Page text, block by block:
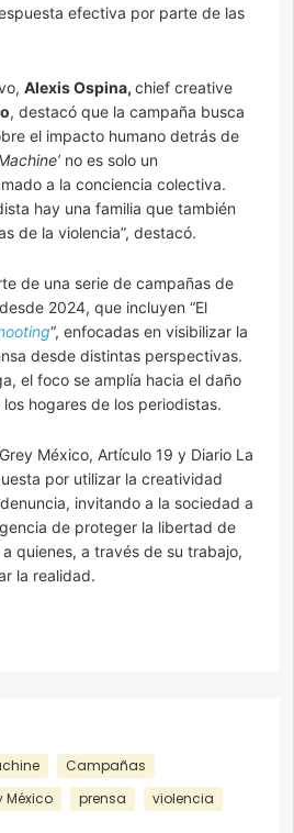
efectiva por parte de las
Alexis Ospina, chief creative
, destacó que la campaña busca
el impacto humano detrás de
no es solo un
a la conciencia colectiva.
hay una familia que también
de la violencia”, destacó.
de una serie de campañas de
2024, que incluyen “El
“, enfocadas en visibilizar la
desde distintas perspectivas.
el foco se amplía hacia el daño
hogares de los periodistas.
Grey México, Artículo 19 y Diario La
por utilizar la creatividad
invitando a la sociedad a
de proteger la libertad de
quienes, a través de su trabajo,
la realidad.
Campañas
México prensa violencia